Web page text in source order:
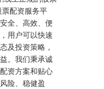
配资服务平
全、高效、便
用户可以快速
及投资策略，
。我们秉承诚
资方案和贴心
险、稳健盈